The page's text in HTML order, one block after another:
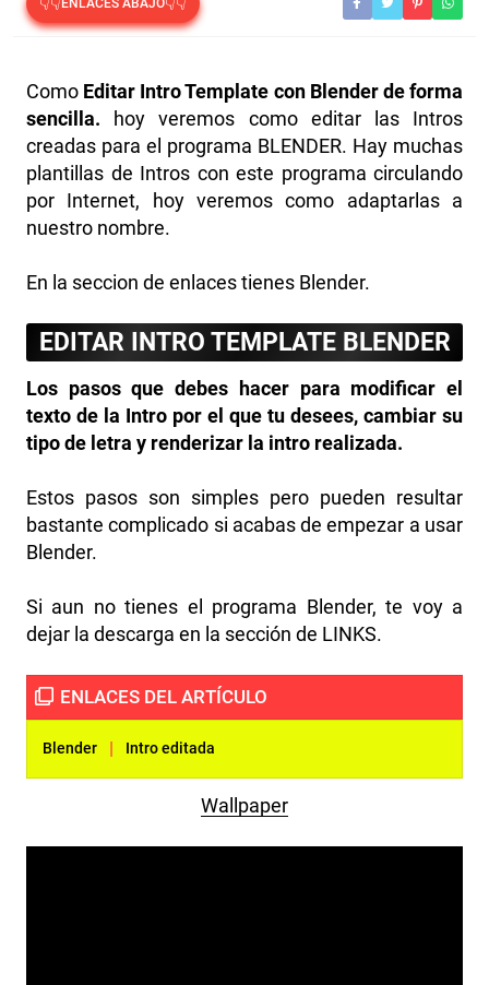
👇👇ENLACES ABAJO👇👇
Como Editar Intro Template con Blender de forma
sencilla. hoy veremos como editar las Intros
creadas para el programa BLENDER. Hay muchas
plantillas de Intros con este programa circulando
por Internet, hoy veremos como adaptarlas a
nuestro nombre.
En la seccion de enlaces tienes Blender.
EDITAR INTRO TEMPLATE BLENDER
Los pasos que debes hacer para modificar el
texto de la Intro por el que tu desees, cambiar su
tipo de letra y renderizar la intro realizada.
Estos pasos son simples pero pueden resultar
bastante complicado si acabas de empezar a usar
Blender.
Si aun no tienes el programa Blender, te voy a
dejar la descarga en la sección de LINKS.
Blender | Intro editada
Wallpaper